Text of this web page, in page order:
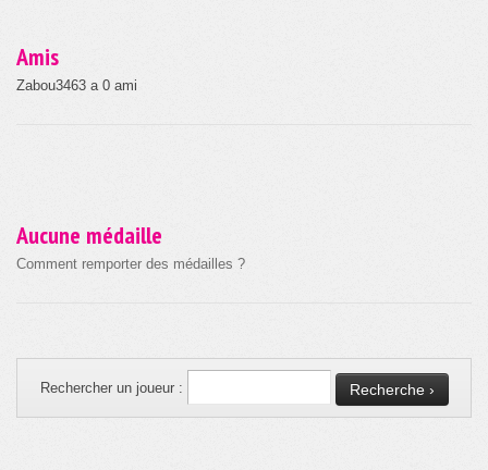
Amis
Zabou3463 a 0 ami
Aucune médaille
Comment remporter des médailles ?
Rechercher un joueur :